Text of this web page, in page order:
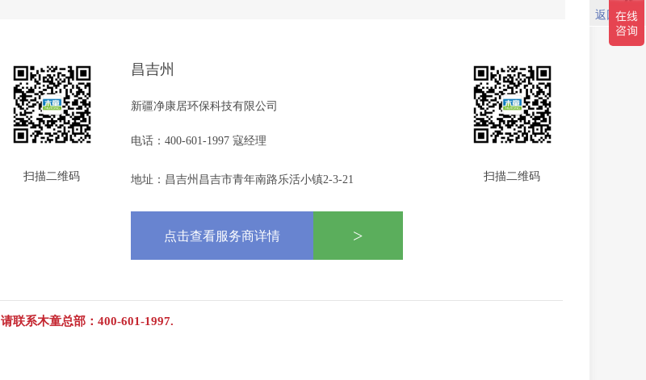
扫描二维码
昌吉州
新疆净康居环保科技有限公司
电话：400-601-1997 寇经理
地址：昌吉州昌吉市青年南路乐活小镇2-3-21
点击查看服务商详情 >
扫描二维码
联系木童总部：400-601-1997.
返回顶部